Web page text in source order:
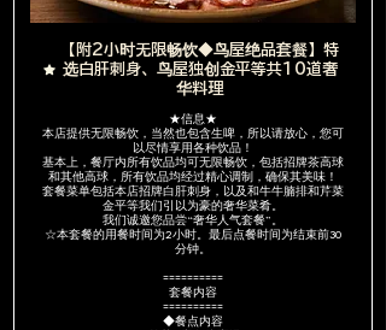
【附2小时无限畅饮◆鸟屋绝品套餐】特
选白肝刺身、鸟屋独创金平等共10道奢
华料理
★信息★
本店提供无限畅饮，当然也包含生啤，所以请放心，您可
以尽情享用各种饮品！
基本上，餐厅内所有饮品均可无限畅饮，包括招牌茶高球
和其他高球，所有饮品均经过精心调制，确保其美味！
套餐菜单包括本店招牌白肝刺身，以及和牛牛腩排和芹菜
金平等我们引以为豪的奢华菜肴。
我们诚邀您品尝“奢华人气套餐”。
☆本套餐的用餐时间为2小时。最后点餐时间为结束前30
分钟。
==========
套餐内容
==========
◆餐点内容